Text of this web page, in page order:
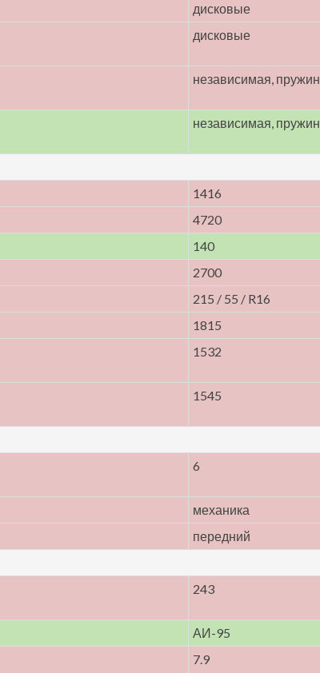
дисковые
дисковые
независимая,
независимая,
1416
4720
140
2700
215 / 55 / R16
1815
1532
1545
6
механика
передний
243
АИ-95
7.9